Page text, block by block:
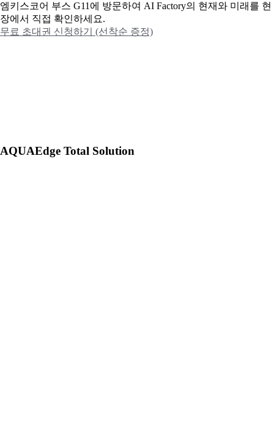
엠키스코어 부스 G11에 방문하여 AI Factory의 현재와 미래를 현
장에서 직접 확인하세요.
무료 초대권 신청하기 (선착순 증정)
AQUAEdge Total Solution